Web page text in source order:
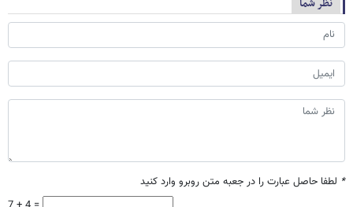
* لطفا حاصل عبارت را در جعبه متن روبرو وارد کنید